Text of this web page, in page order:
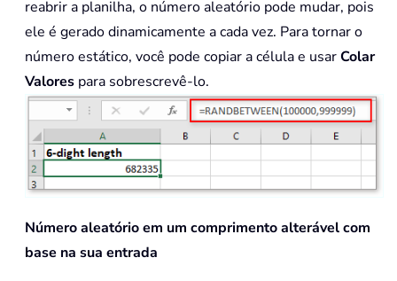
reabrir a planilha, o número aleatório pode mudar, pois
ele é gerado dinamicamente a cada vez. Para tornar o
número estático, você pode copiar a célula e usarColar
Valores para sobrescrevê-lo.
Número aleatório em um comprimento alterável com
base na sua entrada